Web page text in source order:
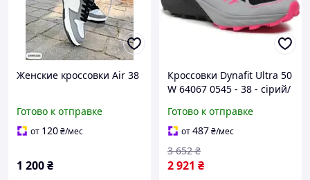
Женские кроссовки Air 38
Готово к отправке
от 120₴/мес
1 200₴
Кроссовки Dynafit Ultra 50
W 64067 0545 - 38 - сірий/
buzyna
Готово к отправке
от487₴/мес
2 921 ₴
3 652 ₴